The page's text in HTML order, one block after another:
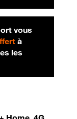
vous
à
les